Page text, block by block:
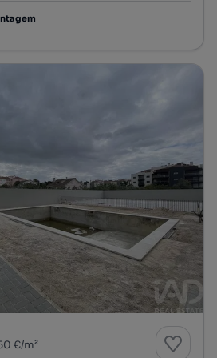
€/m²